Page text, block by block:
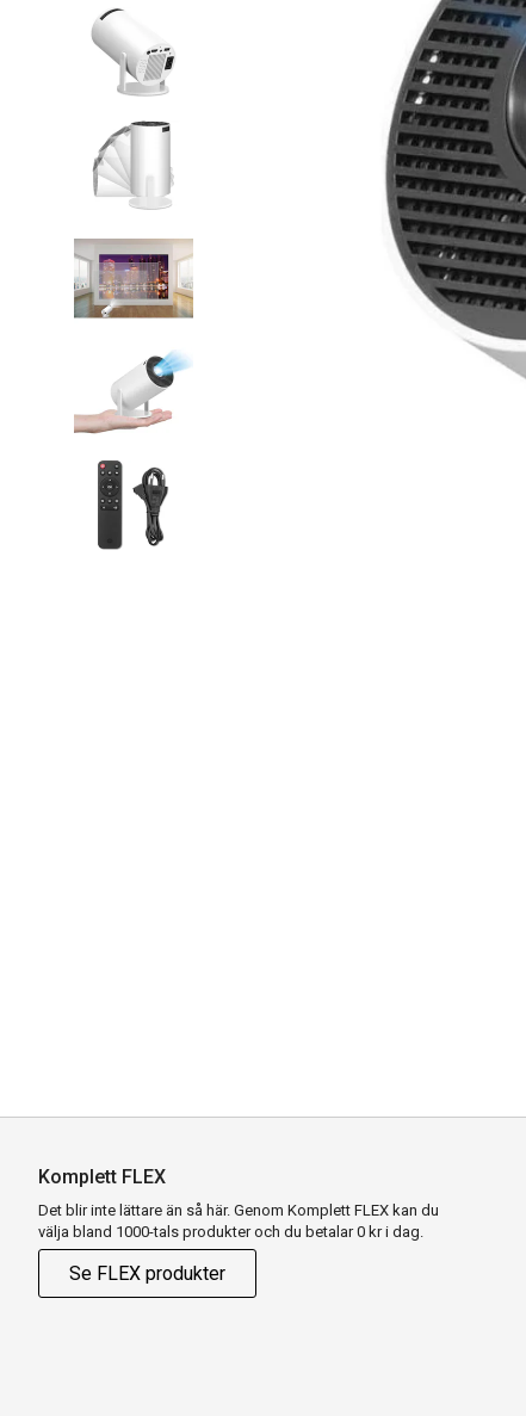
Komplett FLEX
Det blir inte lättare än så här. Genom Komplett FLEX kan du
välja bland 1000-tals produkter och du betalar 0 kr i dag.
Se FLEX produkter